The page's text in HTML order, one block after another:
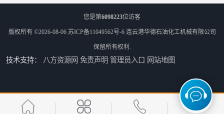
舟山船用臂厂家 合肥船用臂
您是第6098223位访客
版权所有 ©2026-08-06 苏ICP备11049562号-6 连云港华德石油化工机械有限公司
保留所有权利.
技术支持： 八方资源网 免责声明 管理员入口 网站地图